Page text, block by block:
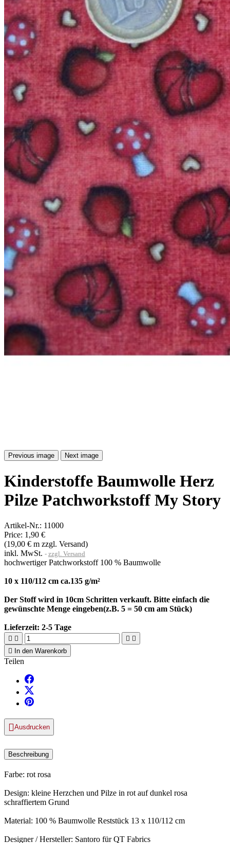
Previous image Next image
Kinderstoffe Baumwolle Herz
Pilze Patchworkstoff My Story
Artikel-Nr.: 11000
Price: 1,90 €
(19,00 € m zzgl. Versand)
inkl. MwSt.
zzgl. Versand
hochwertiger Patchworkstoff 100 % Baumwolle
10 x 110/112 cm ca.135 g/m²
Der Stoff wird in 10cm Schritten verkauft. Bitte einfach die
gewünschte Menge eingeben(z.B. 5 = 50 cm am Stück)
Lieferzeit: 2-5 Tage
   

In den Warenkorb
Teilen
Ausdrucken
Beschreibung
Farbe: rot rosa
Design: kleine Herzchen und Pilze in rot auf dunkel rosa
schraffiertem Grund
Material: 100 % Baumwolle Reststück 13 x 110/112 cm
Designer / Hersteller: Santoro für QT Fabrics